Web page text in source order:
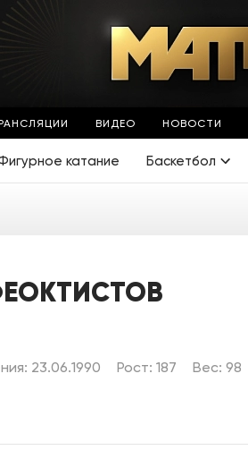
ВИДЕО НОВОСТИ
катание Баскетбол
23.06.1990 Рост: 187 Вес: 98